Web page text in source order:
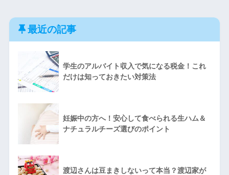
最近の記事
学生のアルバイト収入で気になる税金！これ
だけは知っておきたい対策法
妊娠中の方へ！安心して食べられる生ハム＆
ナチュラルチーズ選びのポイント
渡辺さんは豆まきしないって本当？渡辺家が